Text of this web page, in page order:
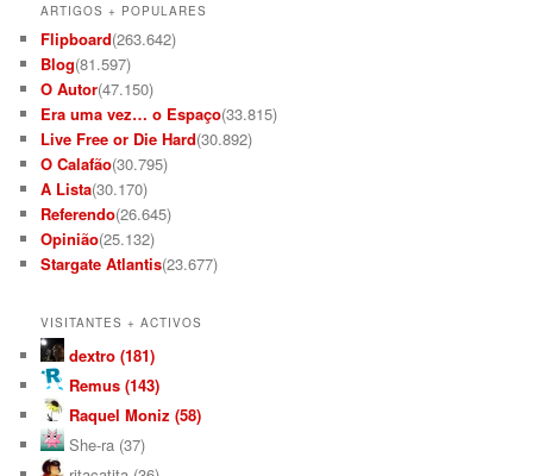
ARTIGOS + POPULARES
Flipboard(263.642)
Blog(81.597)
O Autor(47.150)
Era uma vez… o Espaço(33.815)
Live Free or Die Hard(30.892)
O Calafão(30.795)
A Lista(30.170)
Referendo(26.645)
Opinião(25.132)
Stargate Atlantis(23.677)
VISITANTES + ACTIVOS
dextro (181)
Remus (143)
Raquel Moniz (58)
She-ra (37)